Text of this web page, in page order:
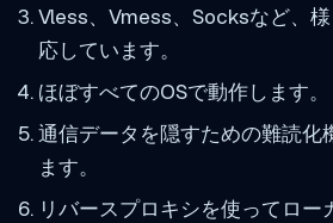
Vless、Vmess、Socksなど、
応しています。
ほぼすべてのOSで動作します。
通信データを隠すための難読化
ます。
リバースプロキシを使ってロー